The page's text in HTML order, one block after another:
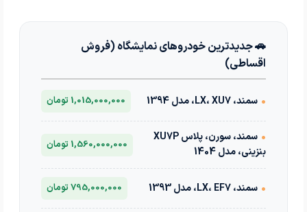
🚗 جدیدترین خودروهای نمایشگاه (فروش
اقساطی)
• سمند، LX، XU7، مدل 1394 1,015,000,000 تومان
•
سمند، سورن، پلاس XU7P
بنزینی، مدل 1404
1,560,000,000 تومان
• سمند، LX، EF7، مدل 1393 795,000,000 تومان